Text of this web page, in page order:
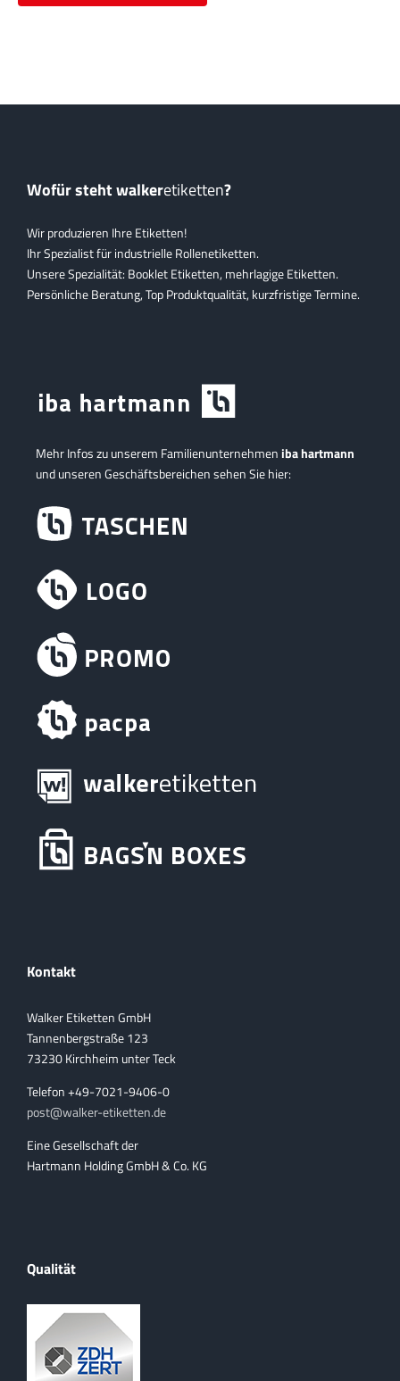
Wofür steht walkeretiketten?
Wir produzieren Ihre Etiketten!
Ihr Spezialist für industrielle Rollenetiketten.
Unsere Spezialität: Booklet Etiketten, mehrlagige Etiketten.
Persönliche Beratung, Top Produktqualität, kurzfristige Termine.
Mehr Infos zu unserem Familienunternehmeniba hartmann
und unseren Geschäftsbereichen sehen Sie hier:
Kontakt
Walker Etiketten GmbH
Tannenbergstraße 123
73230 Kirchheim unter Teck
Telefon +49-7021-9406-0
post@walker-etiketten.de
Eine Gesellschaft der
Hartmann Holding GmbH & Co. KG
Qualität